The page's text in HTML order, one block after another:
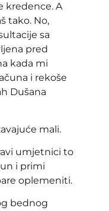
kredence. A
tako. No,
sa
pred
kada mi
i rekoše
Dušana
mali.
umjetnici to
i primi
oplemeniti.
bednog